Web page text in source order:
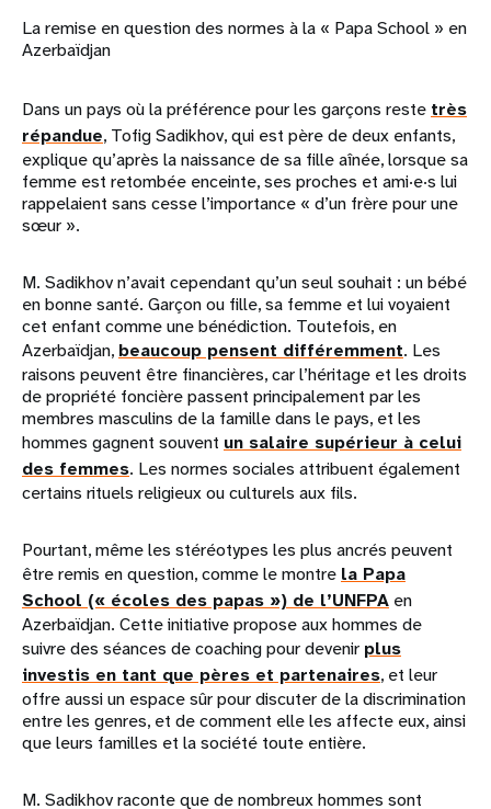
La remise en question des normes à la « Papa School » en
Azerbaïdjan
Dans un pays où la préférence pour les garçons reste très
répandue, Tofig Sadikhov, qui est père de deux enfants,
explique qu’après la naissance de sa fille aînée, lorsque sa
femme est retombée enceinte, ses proches et ami·e·s lui
rappelaient sans cesse l’importance « d’un frère pour une
sœur ».
M. Sadikhov n’avait cependant qu’un seul souhait : un bébé
en bonne santé. Garçon ou fille, sa femme et lui voyaient
cet enfant comme une bénédiction. Toutefois, en
Azerbaïdjan, beaucoup pensent différemment. Les
raisons peuvent être financières, car l’héritage et les droits
de propriété foncière passent principalement par les
membres masculins de la famille dans le pays, et les
hommes gagnent souvent un salaire supérieur à celui
des femmes. Les normes sociales attribuent également
certains rituels religieux ou culturels aux fils.
Pourtant, même les stéréotypes les plus ancrés peuvent
être remis en question, comme le montre la Papa
School (« écoles des papas ») de l’UNFPA en
Azerbaïdjan. Cette initiative propose aux hommes de
suivre des séances de coaching pour devenir plus
investis en tant que pères et partenaires, et leur
offre aussi un espace sûr pour discuter de la discrimination
entre les genres, et de comment elle les affecte eux, ainsi
que leurs familles et la société toute entière.
M. Sadikhov raconte que de nombreux hommes sont